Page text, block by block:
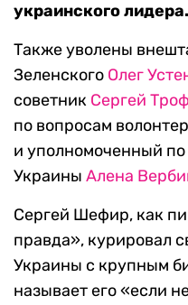
украинского лидера.
Также уволены
Зеленского Олег
советник Сергей
по вопросам
и уполномоченный
Украины Алена
Сергей Шефир, как
правда», курировал
Украины с крупным
называет его «если